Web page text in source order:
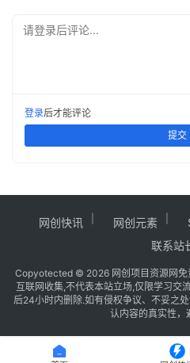
请登录后评论...
登录后才能评论
提交
网创快讯 网创元素
联系站
Copyotected © 2026 网创项目资源网
互联网收集,不代表本站立场,仅限学习交
后24小时内删除.如有侵权争议、不妥之
认内容的真实性，